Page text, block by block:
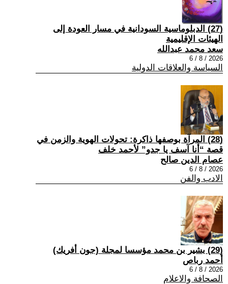
(27) الدبلوماسية السودانية في مسار العودة إلى
الهيئات الإقليمية
سعد محمد عبدالله
2026 / 8 / 6
السياسة والعلاقات الدولية
(28) المرآة بوصفها ذاكرة: تحولات الهوية والزمن في
قصة “أنا آسف يا جدو” لأحمد خلف
عصام الدين صالح
2026 / 8 / 6
الادب والفن
(29) بشير بن محمد مؤسسا لمجلة (جون أفريك)
أحمد رباص
2026 / 8 / 6
الصحافة والاعلام